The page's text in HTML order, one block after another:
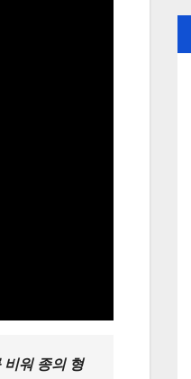
워 종의 형